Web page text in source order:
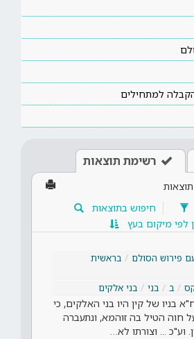
למתחילים
רשימת תוצאות
תוצאות
חיפוש בתוצאות
לפי מיקום בעץ
פירוש הסולם
בראשית
ב בני בני אלקים
בניו של קין היו בני האלקים, כי
חוה הטיל בה זוהמא, ונתעברה
וע"כ ... וצורתו לא…